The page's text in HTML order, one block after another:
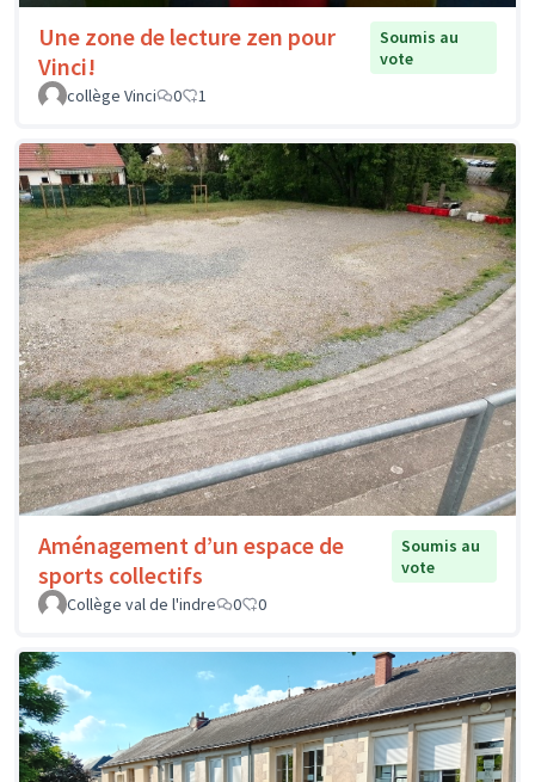
Une zone de lecture zen pour
Vinci!
Soumis au
vote
collège Vinci
0 1
Aménagement d’un espace de
sports collectifs
Soumis au
vote
Collège val de l'indre
0 0